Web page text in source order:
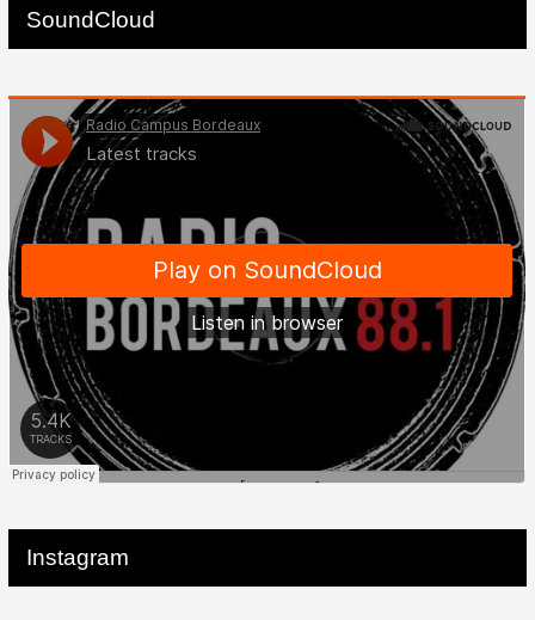
SoundCloud
Instagram